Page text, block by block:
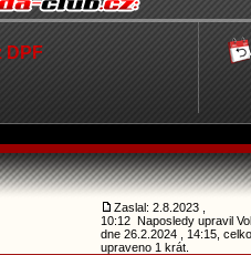
DPF
Zaslal: 2.8.2023 ,
10:12 Naposledy upravil
dne 26.2.2024 , 14:15,
upraveno 1 krát.